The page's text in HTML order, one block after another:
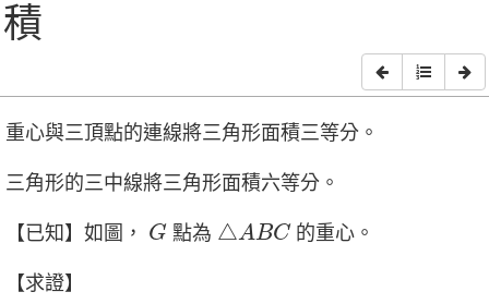
積
重心與三頂點的連線將三角形面積三等分。
三角形的三中線將三角形面積六等分。
【已知】如圖， G
G 點為 △ABC
△ A BC的重心。
【求證】